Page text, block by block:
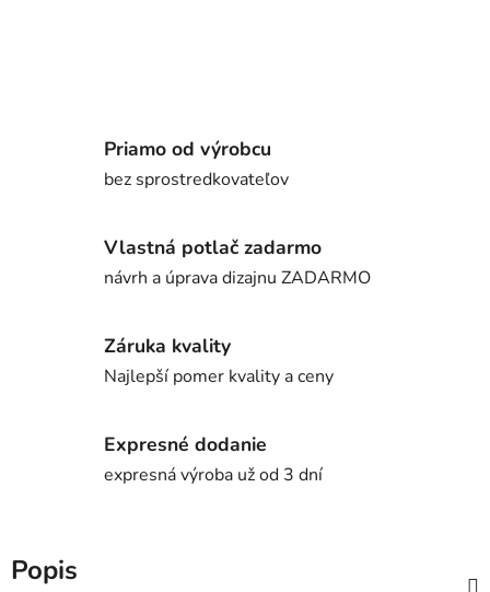
Priamo od výrobcu
bez sprostredkovateľov
Vlastná potlač zadarmo
návrh a úprava dizajnu ZADARMO
Záruka kvality
Najlepší pomer kvality a ceny
Expresné dodanie
expresná výroba už od 3 dní
Popis